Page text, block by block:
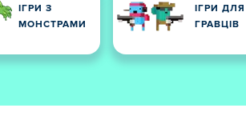
ІГРИ З
МОНСТРАМИ
ІГРИ
ГРАВЦІВ